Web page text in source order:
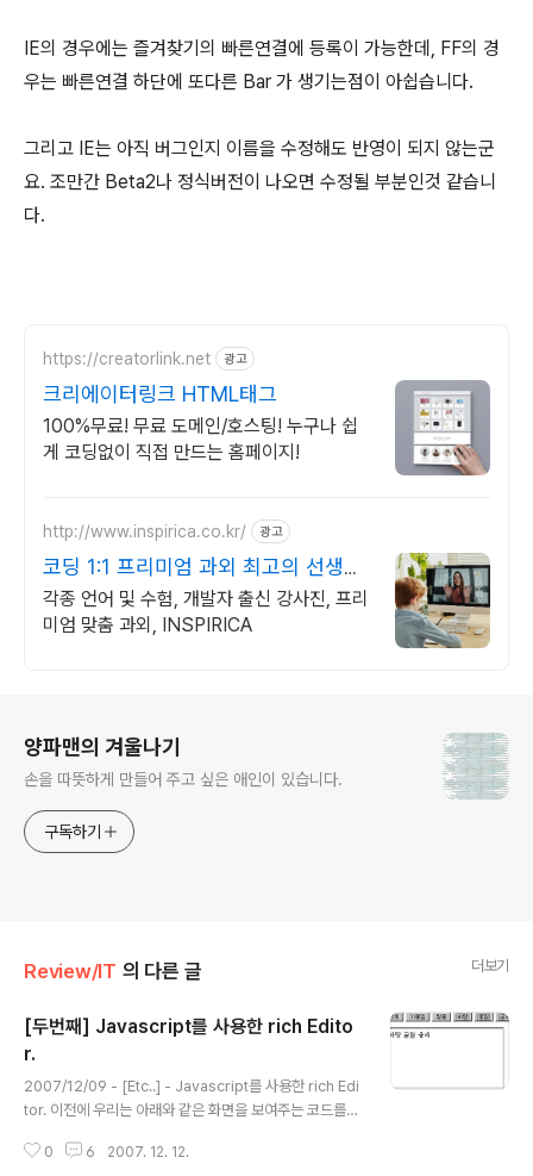
IE의 경우에는 즐겨찾기의 빠른연결에 등록이 가능한데, FF의 경
우는 빠른연결 하단에 또다른 Bar 가 생기는점이 아쉽습니다.
그리고 IE는 아직 버그인지 이름을 수정해도 반영이 되지 않는군
요. 조만간 Beta2나 정식버전이 나오면 수정될 부분인것 같습니
다.
https://creatorlink.net 광고
크리에이터링크 HTML태그
100%무료! 무료 도메인/호스팅! 누구나 쉽
게 코딩없이 직접 만드는 홈페이지!
http://www.inspirica.co.kr/ 광고
코딩 1:1 프리미엄 과외 최고의 선생님
들과 함께
각종 언어 및 수험, 개발자 출신 강사진, 프리
미엄 맞춤 과외, INSPIRICA
양파맨의 겨울나기
손을 따뜻하게 만들어 주고 싶은 애인이 있습니다.
구독하기
Review/IT 의 다른 글 더보기
[두번째] Javascript를 사용한 rich Edito
r.
2007/12/09 - [Etc..] - Javascript를 사용한 rich Edi
tor. 이전에 우리는 아래와 같은 화면을 보여주는 코드를
도록 하겠습니다. 우선 가장 기본적으로, 굵게, 기울임체,
0 6 2007. 12. 12.